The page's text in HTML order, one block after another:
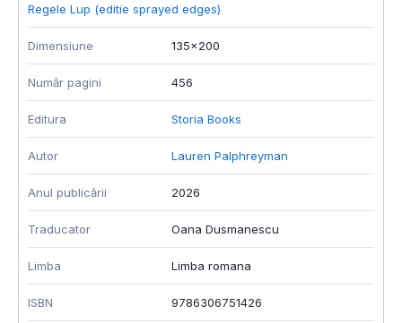
Regele Lup (editie sprayed edges)
Dimensiune 135x200
Număr pagini 456
Editura Storia Books
Autor Lauren Palphreyman
Anul publicării 2026
Traducator Oana Dusmanescu
Limba Limba romana
ISBN 9786306751426